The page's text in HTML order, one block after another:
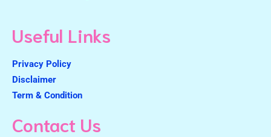
Useful Links
Privacy Policy
Disclaimer
Term & Condition
Contact Us